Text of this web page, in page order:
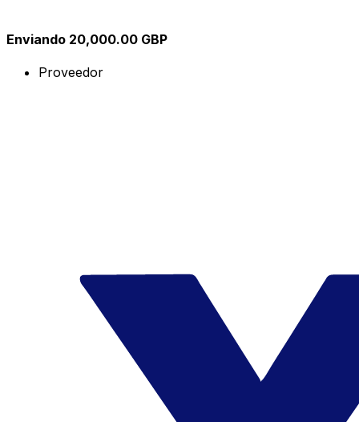
Enviando 20,000.00 GBP
Proveedor